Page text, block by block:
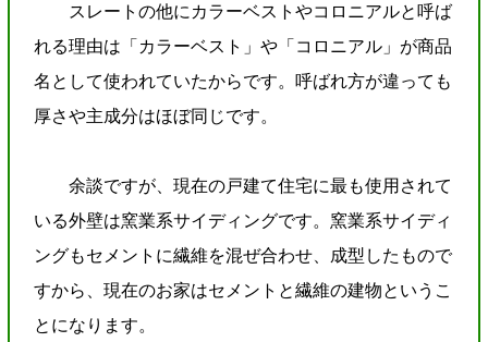
スレートの他にカラーベストやコロニアルと呼ば
れる理由は「カラーベスト」や「コロニアル」が商品
名として使われていたからです。呼ばれ方が違っても
厚さや主成分はほぼ同じです。
余談ですが、現在の戸建て住宅に最も使用されて
いる外壁は窯業系サイディングです。窯業系サイディ
ングもセメントに繊維を混ぜ合わせ、成型したもので
すから、現在のお家はセメントと繊維の建物というこ
とになります。